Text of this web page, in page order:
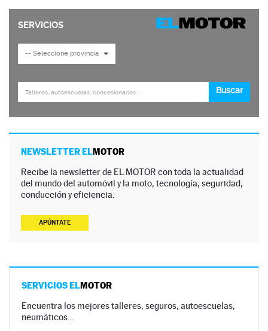
NEWSLETTER ELMOTOR
Recibe la newsletter de EL MOTOR con toda la actualidad
del mundo del automóvil y la moto, tecnología, seguridad,
conducción y eficiencia.
APÚNTATE
SERVICIOS ELMOTOR
Encuentra los mejores talleres, seguros, autoescuelas,
neumáticos…